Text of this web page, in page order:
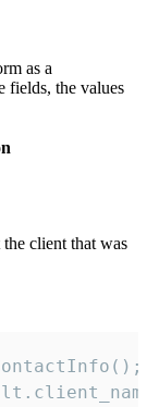
as a
fields, the values
client that was